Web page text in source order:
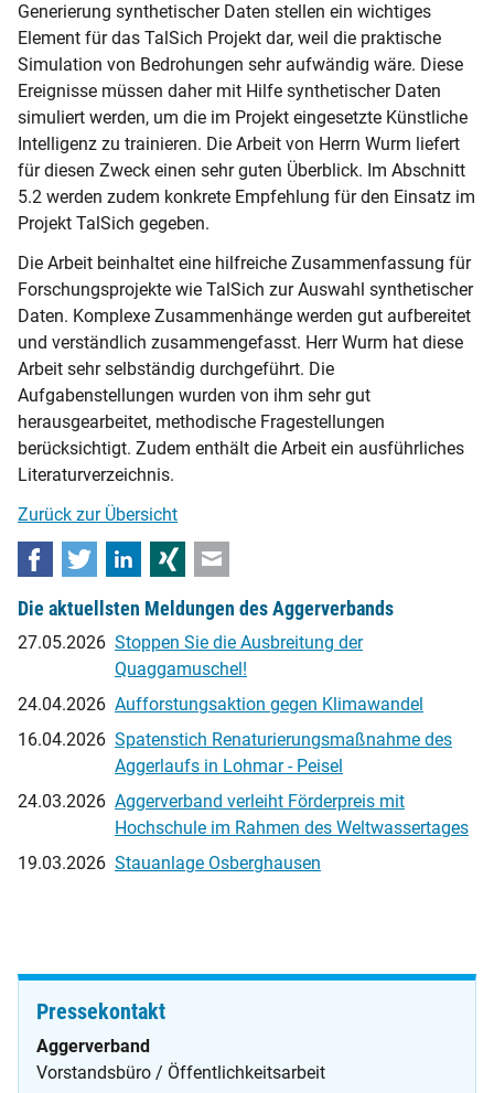
Generierung synthetischer Daten stellen ein wichtiges
Element für das TalSich Projekt dar, weil die praktische
Simulation von Bedrohungen sehr aufwändig wäre. Diese
Ereignisse müssen daher mit Hilfe synthetischer Daten
simuliert werden, um die im Projekt eingesetzte Künstliche
Intelligenz zu trainieren. Die Arbeit von Herrn Wurm liefert
für diesen Zweck einen sehr guten Überblick. Im Abschnitt
5.2 werden zudem konkrete Empfehlung für den Einsatz im
Projekt TalSich gegeben.
Die Arbeit beinhaltet eine hilfreiche Zusammenfassung für
Forschungsprojekte wie TalSich zur Auswahl synthetischer
Daten. Komplexe Zusammenhänge werden gut aufbereitet
und verständlich zusammengefasst. Herr Wurm hat diese
Arbeit sehr selbständig durchgeführt. Die
Aufgabenstellungen wurden von ihm sehr gut
herausgearbeitet, methodische Fragestellungen
berücksichtigt. Zudem enthält die Arbeit ein ausführliches
Literaturverzeichnis.
Zurück zur Übersicht
Facebook
Twitter LinkedInXing
Die aktuellsten Meldungen des Aggerverbands
27.05.2026 Stoppen Sie die Ausbreitung der
Quaggamuschel!
24.04.2026 Aufforstungsaktion gegen Klimawandel
16.04.2026 Spatenstich Renaturierungsmaßnahme des
Aggerlaufs in Lohmar - Peisel
24.03.2026 Aggerverband verleiht Förderpreis mit
Hochschule im Rahmen des Weltwassertages
19.03.2026 Stauanlage Osberghausen
Pressekontakt
Aggerverband
Vorstandsbüro / Öffentlichkeitsarbeit